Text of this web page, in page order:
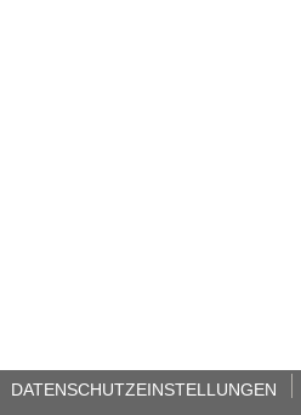
DATENSCHUTZEINSTELLUNGEN